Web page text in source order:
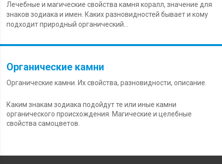
Лечебные и магические свойства камня коралл, значение для
знаков зодиака и имен. Каких разновидностей бывает и кому
подходит природный органический...
Органические камни
Органические камни. Их свойства, разновидности, описание.
Каким знакам зодиака подойдут те или иные камни
органического происхождения. Магические и целебные
свойства самоцветов.